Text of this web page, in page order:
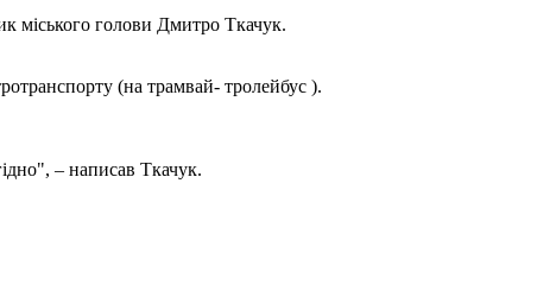
міського голови Дмитро Ткачук.
(на трамвай- тролейбус ).
– написав Ткачук.